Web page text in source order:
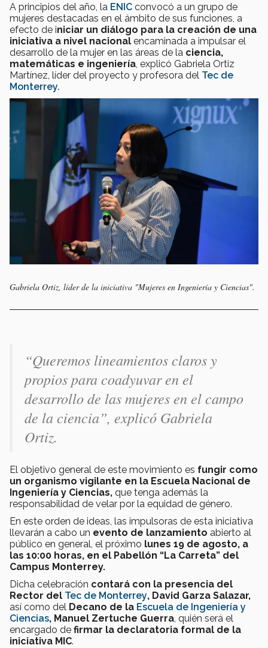
A principios del año, la ENIC convocó a un grupo de
mujeres destacadas en el ámbito de sus funciones, a
efecto de iniciar un diálogo para la creación de una
iniciativa a nivel nacional encaminada a impulsar el
desarrollo de la mujer en las áreas de la ciencia,
matemáticas e ingeniería , explicó Gabriela Ortiz
Martínez, líder del proyecto y profesora del Tec de
Monterrey.
Gabriela Ortiz, líder de la iniciativa "Mujeres en Ingeniería y Ciencias".
“Queremos lineamientos claros y
propios para coadyuvar en el
desarrollo de las mujeres en el campo
de la ciencia”, explicó Gabriela
Ortiz.
El objetivo general de este movimiento es fungir como
un organismo vigilante en la Escuela Nacional de
Ingeniería y Ciencias, que tenga además la
responsabilidad de velar por la equidad de género.
En este orden de ideas, las impulsoras de esta iniciativa
llevarán a cabo un evento de lanzamiento abierto al
público en general, el próximo lunes 19 de agosto, a
las 10:00 horas, en el Pabellón “La Carreta” del
Campus Monterrey.
Dicha celebración contará con la presencia del
Rector del Tec de Monterrey, David Garza Salazar,
así como del Decano de la Escuela de Ingeniería y
Ciencias, Manuel Zertuche Guerra, quién será el
encargado de firmar la declaratoria formal de la
iniciativa MIC.